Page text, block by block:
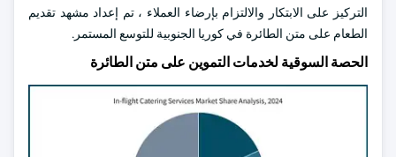
التركيز على الابتكار والالتزام بإرضاء العملاء ، تم إعداد مشهد تقديم
الطعام على متن الطائرة في كوريا الجنوبية للتوسع المستمر.
الحصة السوقية لخدمات التموين على متن الطائرة